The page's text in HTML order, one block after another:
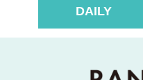
DAILY